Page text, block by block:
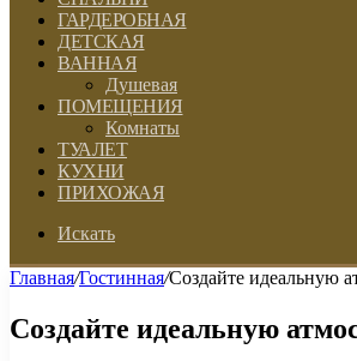
ГАРДЕРОБНАЯ
ДЕТСКАЯ
ВАННАЯ
Душевая
ПОМЕЩЕНИЯ
Комнаты
ТУАЛЕТ
КУХНИ
ПРИХОЖАЯ
Искать
Главная/Гостинная/Создайте идеальную
Создайте идеальную